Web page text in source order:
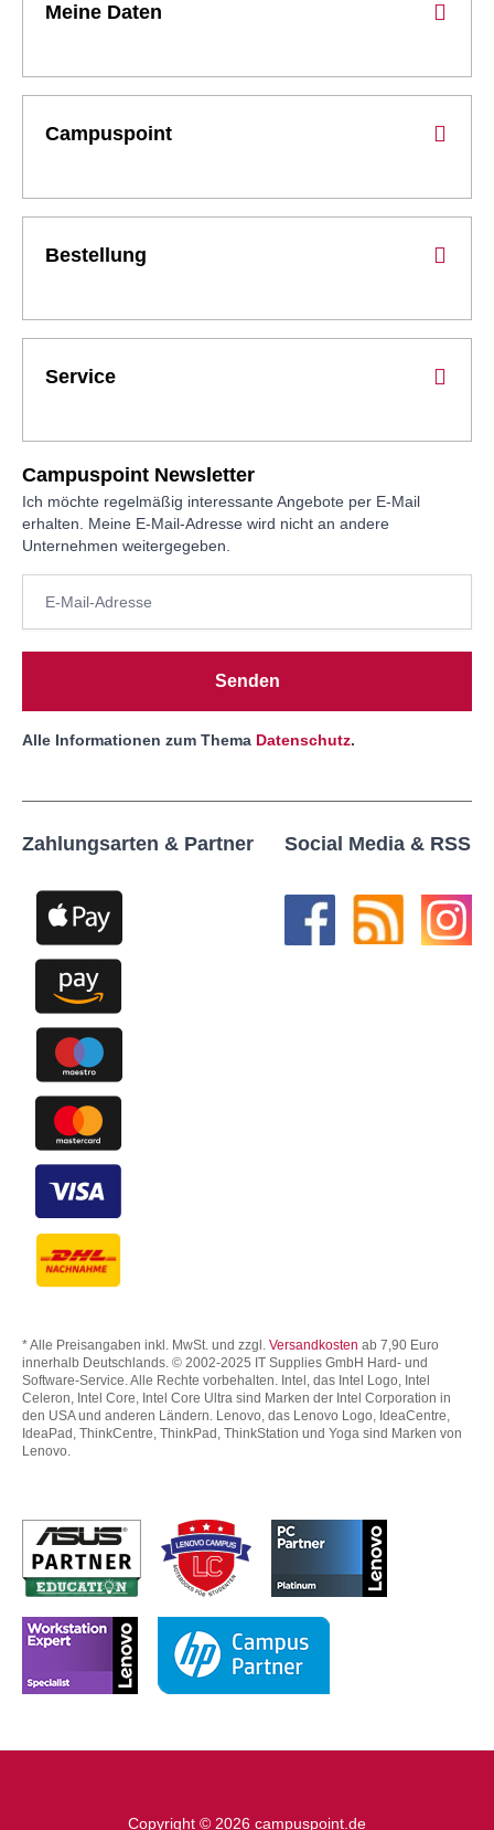
Meine Daten
Campuspoint
Bestellung
Service
Campuspoint Newsletter
Ich möchte regelmäßig interessante Angebote per E-Mail
erhalten. Meine E-Mail-Adresse wird nicht an andere
Unternehmen weitergegeben.
Senden
Alle Informationen zum Thema Datenschutz.
Zahlungsarten & Partner Social Media & RSS
* Alle Preisangaben inkl. MwSt. und zzgl. Versandkosten ab 7,90 Euro
innerhalb Deutschlands. © 2002-2025 IT Supplies GmbH Hard- und
Software-Service. Alle Rechte vorbehalten. Intel, das Intel Logo, Intel
Celeron, Intel Core, Intel Core Ultra sind Marken der Intel Corporation in
den USA und anderen Ländern. Lenovo, das Lenovo Logo, IdeaCentre,
IdeaPad, ThinkCentre, ThinkPad, ThinkStation und Yoga sind Marken von
Lenovo.
Copyright © 2026 campuspoint.de